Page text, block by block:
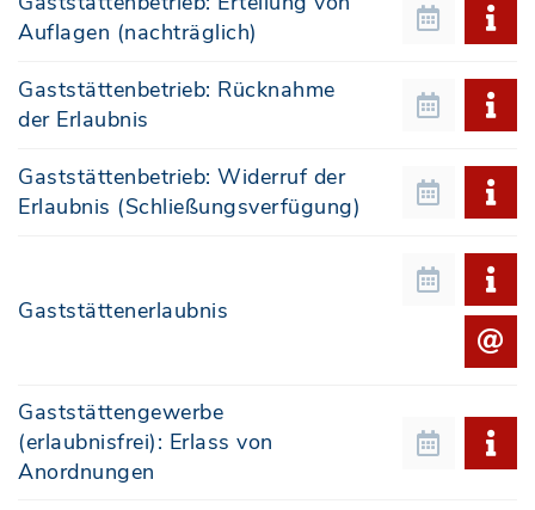
Auflagen (nachträglich)
Gaststättenbetrieb: Rücknahme
der Erlaubnis
Gaststättenbetrieb: Widerruf der
Erlaubnis (Schließungsverfügung)
Gaststättenerlaubnis
Gaststättengewerbe
(erlaubnisfrei): Erlass von
Anordnungen